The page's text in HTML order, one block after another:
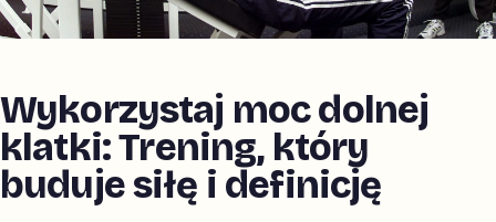
Wykorzystaj moc dolnej
klatki: Trening, który
buduje siłę i definicję